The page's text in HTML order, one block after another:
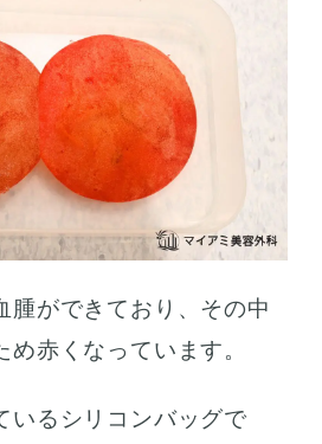
腫ができており、その中
め赤くなっています。
いるシリコンバッグで